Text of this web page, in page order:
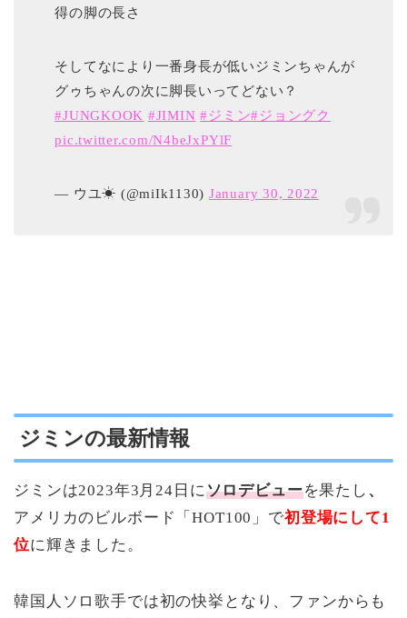
得の脚の長さ
そしてなにより一番身長が低いジミンちゃんが
グゥちゃんの次に脚長いってどない？
#JUNGKOOK #JIMIN #ジミン#ジョングク
pic.twitter.com/N4beJxPYlF
— ウユ☀ (@miIk1130) January 30, 2022
ジミンの最新情報
ジミンは2023年3月24日にソロデビューを果たし 、
アメリカのビルボード「HOT100」で初登場にして1
位に輝きました。
韓国人ソロ歌手では初の快挙となり、ファンからも